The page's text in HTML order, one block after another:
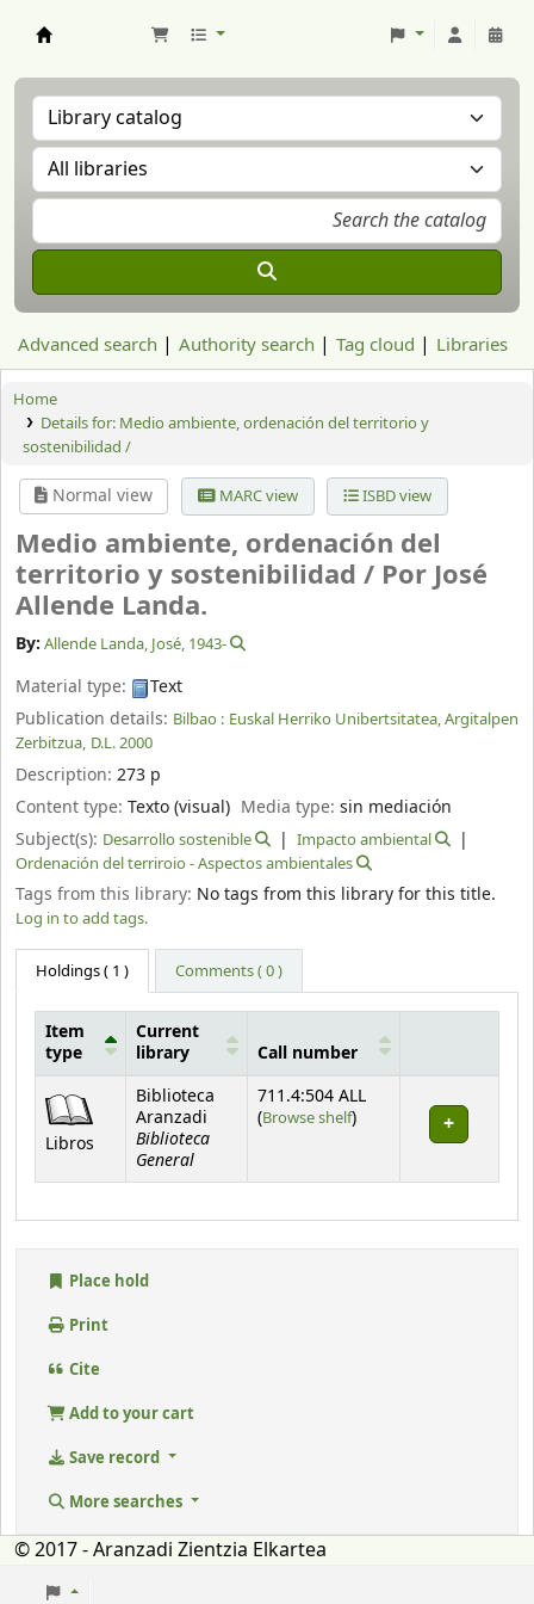
Advanced search Authority search Tag cloud Libraries
Home
Details for: Medio ambiente, ordenación del territorio y
sostenibilidad /
Normal view MARC view ISBD view
Medio ambiente, ordenación del
territorio y sostenibilidad / Por José
Allende Landa.
By: Allende Landa, José, 1943-
Material type:
Text
Publication details: Bilbao : Euskal Herriko Unibertsitatea, Argitalpen
Zerbitzua, D.L. 2000
Description: 273 p
Content type: Texto (visual) Media type:sin mediación
Subject(s): Desarrollo sostenible
Impacto ambiental
Ordenación del terriroio - Aspectos ambientales
Tags from this library: No tags from this library for this title.
Log in to add tags.
Holdings( 1 ) Comments ( 0 )
Item
type
Current
library
Call number
Libros
Biblioteca
Aranzadi
Biblioteca
General
711.4:504 ALL
(Browse shelf(Opens below)
)
Place hold
Print
Cite
Add to your cart
Save record
More searches
© 2017 - Aranzadi Zientzia Elkartea